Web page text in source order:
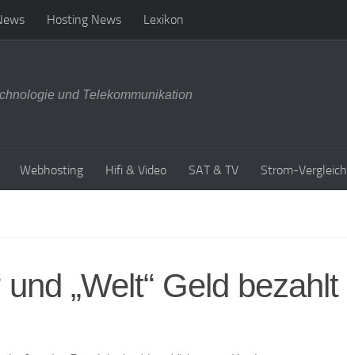
Hosting News Lexikon
und Telekommunikation
Webhosting Hifi & Video SAT & TV Strom-Vergleich
„Welt“ Geld bezahlt